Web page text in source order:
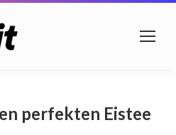
perfekten Eistee